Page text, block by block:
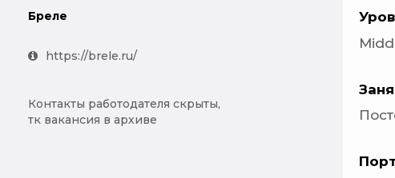
Бреле
https://brele.ru/
Контакты работодателя скрыты,
тк вакансия в архиве